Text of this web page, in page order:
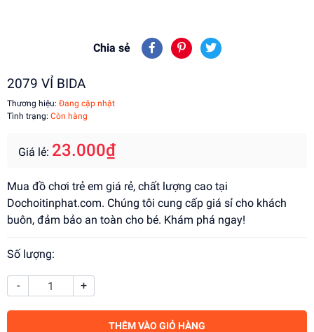
Chia sẻ
2079 VỈ BIDA
Thương hiệu: Đang cập nhật
Tình trạng: Còn hàng
Giá lẻ: 23.000₫
Mua đồ chơi trẻ em giá rẻ, chất lượng cao tại
Dochoitinphat.com. Chúng tôi cung cấp giá sỉ cho khách
buôn, đảm bảo an toàn cho bé. Khám phá ngay!
Số lượng:
- +
THÊM VÀO GIỎ HÀNG